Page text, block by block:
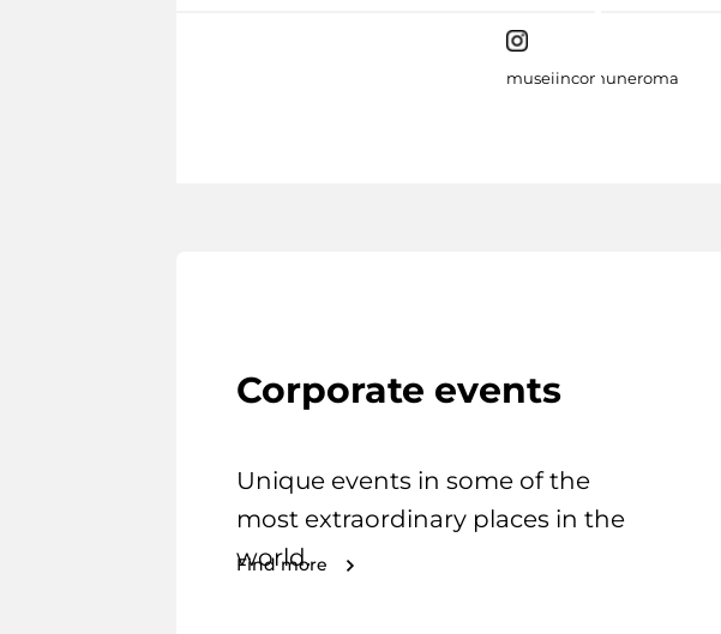
museiincomuneroma
Corporate events
Unique events in some of the
most extraordinary places in the
world.
Find more